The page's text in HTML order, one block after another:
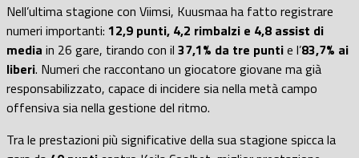
Nell’ultima stagione con Viimsi, Kuusmaa ha fatto registrare
numeri importanti: 12,9 punti, 4,2 rimbalzi e 4,8 assist di
media in 26 gare, tirando con il 37,1% da tre puntie l’83,7% ai
liberi. Numeri che raccontano un giocatore giovane ma già
responsabilizzato, capace di incidere sia nella metà campo
offensiva sia nella gestione del ritmo.
Tra le prestazioni più significative della sua stagione spicca la